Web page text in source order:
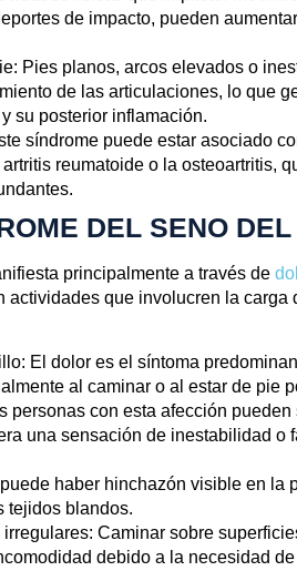
SENO
Y
de impacto, pueden
: Pies planos, arcos elevados o
de las articulaciones, lo que
su posterior inflamación.
síndrome puede estar asociado
reumatoide o la osteoartritis,
DEL SENO
principalmente a través de
actividades que involucren la carga
: El dolor es el síntoma
al caminar o al estar de pie
personas con esta afección
una sensación de inestabilidad o
haber hinchazón visible en la
tejidos blandos.
irregulares: Caminar sobre
debido a la necesidad